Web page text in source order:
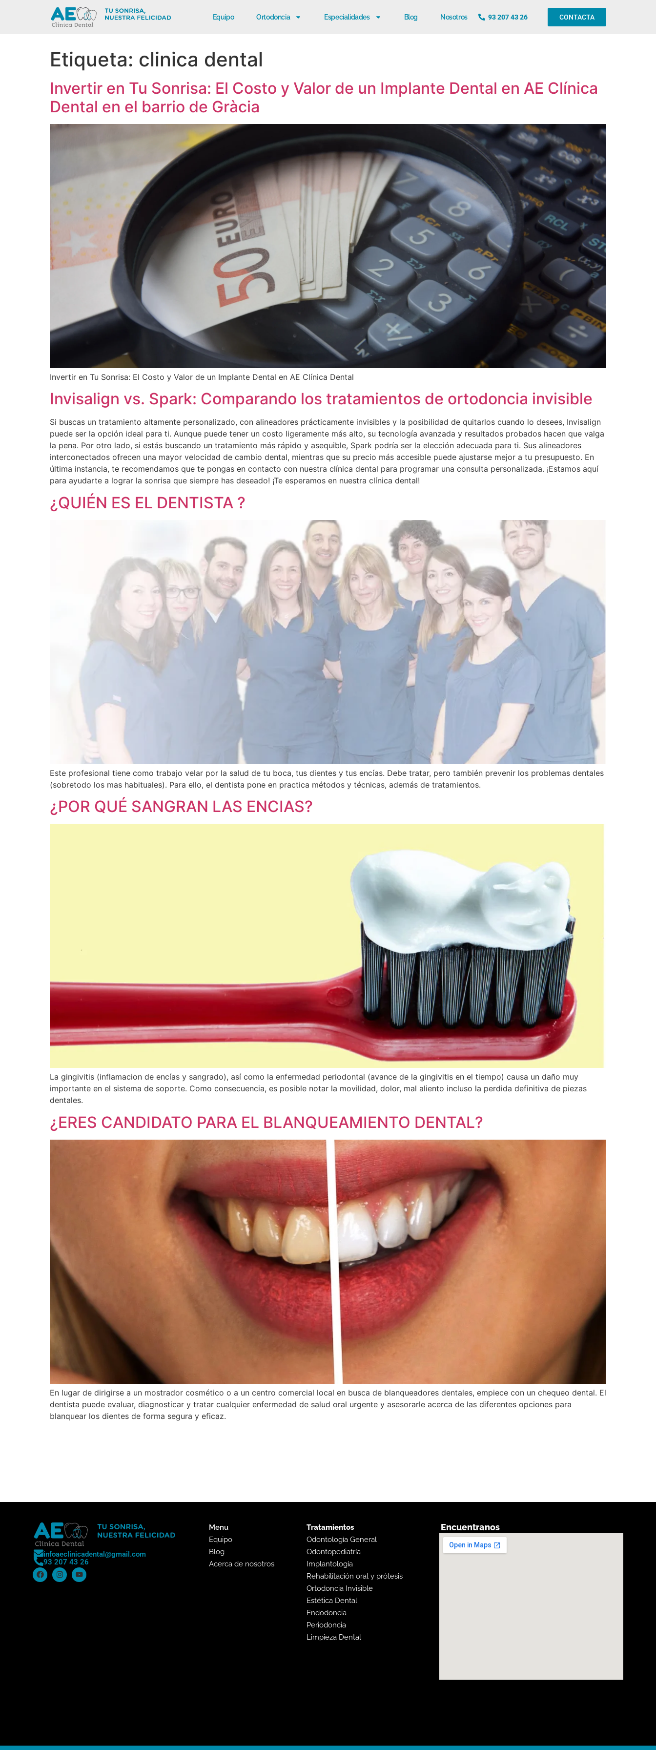
Equipo Ortodoncia Especialidades Blog Nosotros 93 207 43 26 CONTACTA
Etiqueta: clinica dental
Invertir en Tu Sonrisa: El Costo y Valor de un Implante Dental en AE Clínica
Dental en el barrio de Gràcia
Invertir en Tu Sonrisa: El Costo y Valor de un Implante Dental en AE Clínica Dental
Invisalign vs. Spark: Comparando los tratamientos de ortodoncia invisible
Si buscas un tratamiento altamente personalizado, con alineadores prácticamente invisibles y la posibilidad de quitarlos cuando lo desees, Invisalign
puede ser la opción ideal para ti. Aunque puede tener un costo ligeramente más alto, su tecnología avanzada y resultados probados hacen que valga
la pena. Por otro lado, si estás buscando un tratamiento más rápido y asequible, Spark podría ser la elección adecuada para ti. Sus alineadores
interconectados ofrecen una mayor velocidad de cambio dental, mientras que su precio más accesible puede ajustarse mejor a tu presupuesto. En
última instancia, te recomendamos que te pongas en contacto con nuestra clínica dental para programar una consulta personalizada. ¡Estamos aquí
para ayudarte a lograr la sonrisa que siempre has deseado! ¡Te esperamos en nuestra clínica dental!
¿QUIÉN ES EL DENTISTA ?
Este profesional tiene como trabajo velar por la salud de tu boca, tus dientes y tus encías. Debe tratar, pero también prevenir los problemas dentales
(sobretodo los mas habituales). Para ello, el dentista pone en practica métodos y técnicas, además de tratamientos.
¿POR QUÉ SANGRAN LAS ENCIAS?
La gingivitis (inflamacion de encías y sangrado), así como la enfermedad periodontal (avance de la gingivitis en el tiempo) causa un daño muy
importante en el sistema de soporte. Como consecuencia, es posible notar la movilidad, dolor, mal aliento incluso la perdida definitiva de piezas
dentales.
¿ERES CANDIDATO PARA EL BLANQUEAMIENTO DENTAL?
En lugar de dirigirse a un mostrador cosmético o a un centro comercial local en busca de blanqueadores dentales, empiece con un chequeo dental. El
dentista puede evaluar, diagnosticar y tratar cualquier enfermedad de salud oral urgente y asesorarle acerca de las diferentes opciones para
blanquear los dientes de forma segura y eficaz.
infoaeclinicadental@gmail.com
93 207 43 26
Menu
Equipo
Blog
Acerca de nosotros
Tratamientos
Odontología General
Odontopediatría
Implantología
Rehabilitación oral y prótesis
Ortodoncia Invisible
Estética Dental
Endodoncia
Periodoncia
Limpieza Dental
Encuentranos